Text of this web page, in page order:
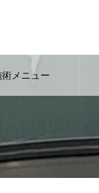
術メニュー